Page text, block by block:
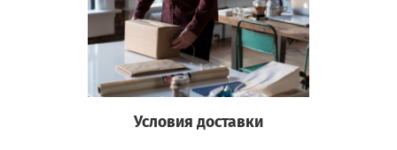
Условия доставки